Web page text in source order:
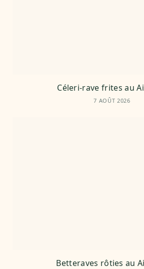
Céleri-rave frites au
7 AOÛT 2026
Betteraves rôties au